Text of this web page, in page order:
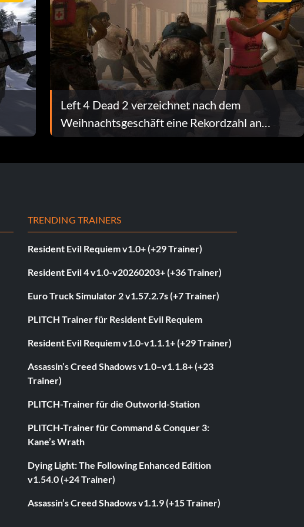
Left 4 Dead 2 verzeichnet nach dem
Weihnachtsgeschäft eine Rekordzahl an
gleichzeitigen Nutzern
TRENDING TRAINERS
Resident Evil Requiem v1.0+ (+29 Trainer)
Resident Evil 4 v1.0-v20260203+ (+36 Trainer)
Euro Truck Simulator 2 v1.57.2.7s (+7 Trainer)
PLITCH Trainer für Resident Evil Requiem
Resident Evil Requiem v1.0-v1.1.1+ (+29 Trainer)
Assassin’s Creed Shadows v1.0–v1.1.8+ (+23
Trainer)
PLITCH-Trainer für die Outworld-Station
PLITCH-Trainer für Command & Conquer 3:
Kane’s Wrath
Dying Light: The Following Enhanced Edition
v1.54.0 (+24 Trainer)
Assassin’s Creed Shadows v1.1.9 (+15 Trainer)